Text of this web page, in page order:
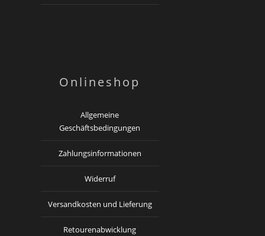
Onlineshop
Allgemeine
Geschäftsbedingungen
Zahlungsinformationen
Widerruf
Versandkosten und Lieferung
Retourenabwicklung